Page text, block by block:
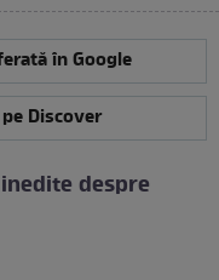
în Google
Discover
despre